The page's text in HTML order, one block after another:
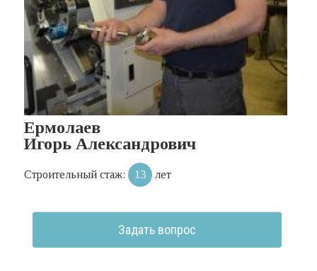
Ермолаев
Игорь Александрович
Строительный стаж: 13 лет
Задать вопрос